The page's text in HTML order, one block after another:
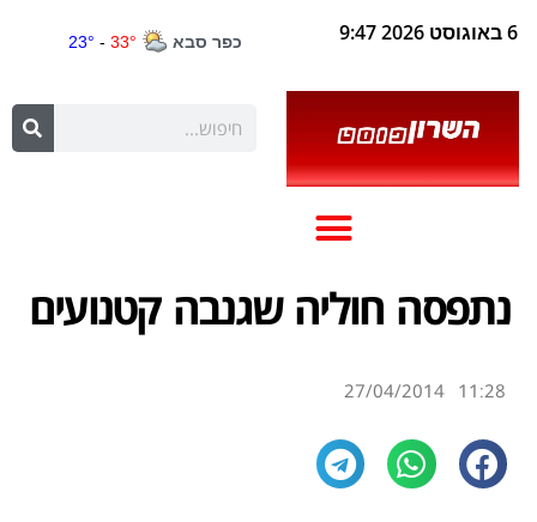
6 באוגוסט 2026 9:47
נתפסה חוליה שגנבה קטנועים
11:28
27/04/2014